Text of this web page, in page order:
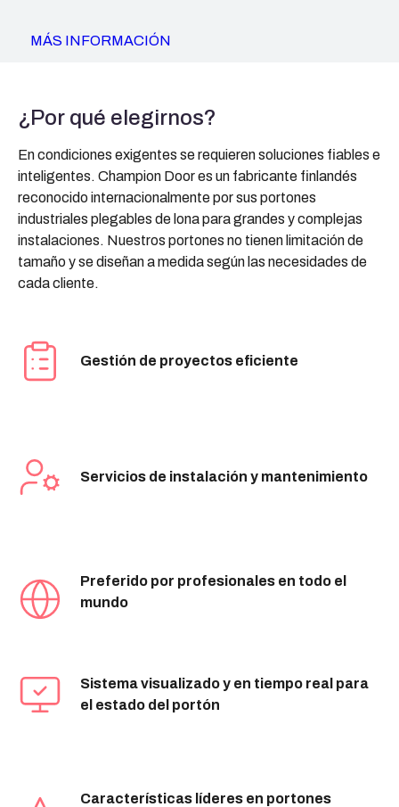
MÁS INFORMACIÓN
¿Por qué elegirnos?
En condiciones exigentes se requieren soluciones fiables e
inteligentes. Champion Door es un fabricante finlandés
reconocido internacionalmente por sus portones
industriales plegables de lona para grandes y complejas
instalaciones. Nuestros portones no tienen limitación de
tamaño y se diseñan a medida según las necesidades de
cada cliente.
Gestión de proyectos eficiente
Servicios de instalación y mantenimiento
Preferido por profesionales en todo el
mundo
Sistema visualizado y en tiempo real para
el estado del portón
Características líderes en portones